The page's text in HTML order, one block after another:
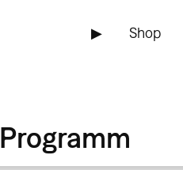
▶ Shop
Programm